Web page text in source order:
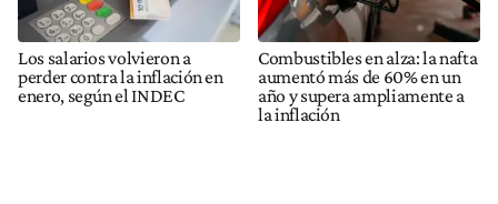
Los salarios volvieron a
perder contra la inflación en
enero, según el INDEC
Combustibles en alza: la nafta
aumentó más de 60% en un
año y supera ampliamente a
la inflación